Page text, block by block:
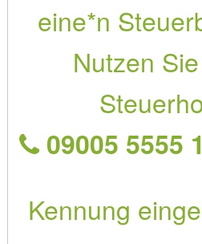
eine*n
Nutzen
09005 5555
Kennung